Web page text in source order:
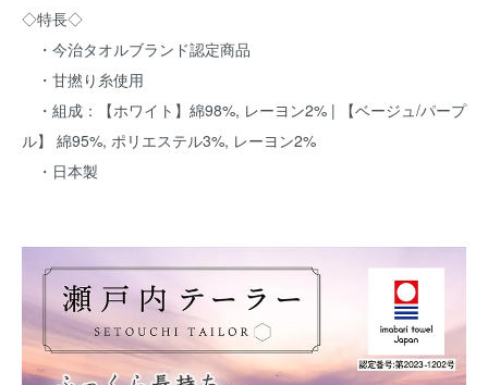
◇特長◇
・今治タオルブランド認定商品
・甘撚り糸使用
・組成：【ホワイト】綿98%, レーヨン2% | 【ベージュ/パープ
ル】 綿95%, ポリエステル3%, レーヨン2%
・日本製